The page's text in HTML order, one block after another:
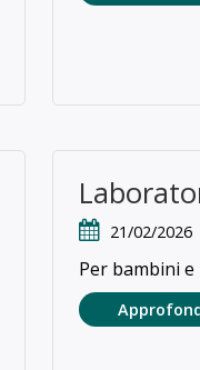
21/02/2026
Per bambini